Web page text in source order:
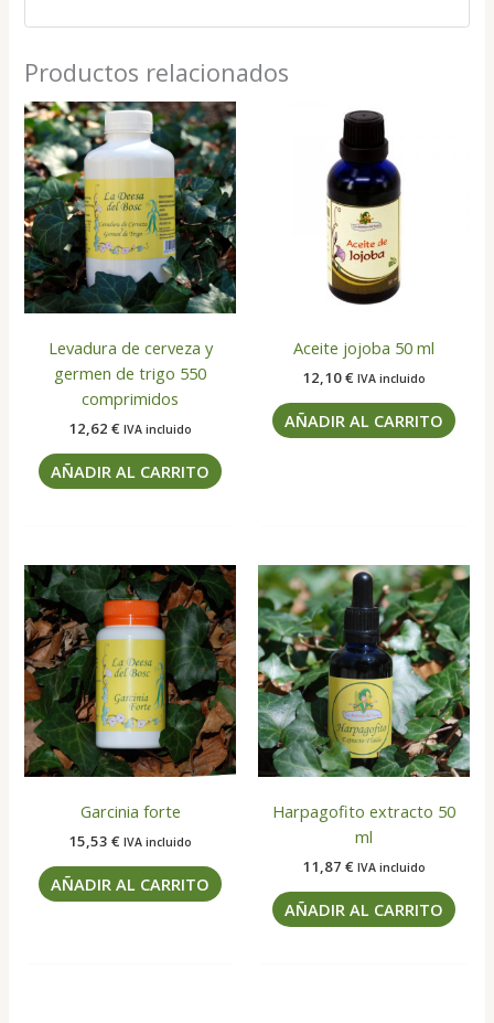
Productos relacionados
Levadura de cerveza y
germen de trigo 550
comprimidos
12,62€ IVA incluido
AÑADIR AL CARRITO
Aceite jojoba 50 ml
12,10€ IVA incluido
AÑADIR AL CARRITO
Garcinia forte
15,53€ IVA incluido
AÑADIR AL CARRITO
Harpagofito extracto 50
ml
11,87 € IVA incluido
AÑADIR AL CARRITO